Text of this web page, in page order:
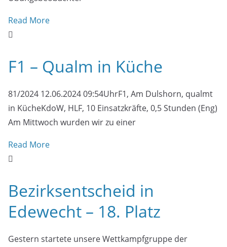
Read More
F1 – Qualm in Küche
81/2024 12.06.2024 09:54UhrF1, Am Dulshorn, qualmt
in KücheKdoW, HLF, 10 Einsatzkräfte, 0,5 Stunden (Eng)
Am Mittwoch wurden wir zu einer
Read More
Bezirksentscheid in
Edewecht – 18. Platz
Gestern startete unsere Wettkampfgruppe der